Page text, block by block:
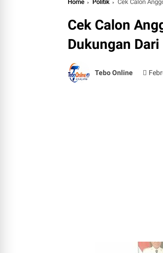
Home Politik Cek Calon
Cek Calon
Dukungan
Tebo Online